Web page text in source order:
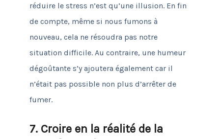
réduire le stress n’est qu’une illusion. En fin
de compte, même si nous fumons à
nouveau, cela ne résoudra pas notre
situation difficile. Au contraire, une humeur
dégoûtante s’y ajoutera également car il
n’était pas possible non plus d’arrêter de
fumer.
7. Croire en la réalité de la